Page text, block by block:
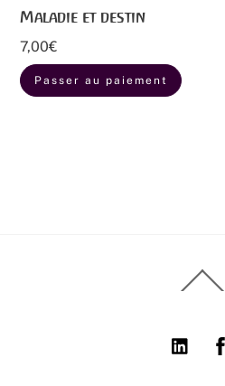
Maladie et destin
7,00€
Passer au paiement
To